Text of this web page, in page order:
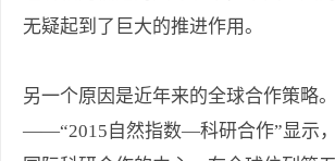
无疑起到了巨大的推进作用。
另一个原因是近年来的全球合作策略
——“2015自然指数—科研合作”显示